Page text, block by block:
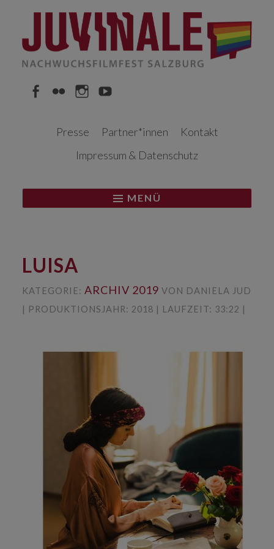
Inhalt
Presse
Partner*innen
Kontakt
Impressum & Datenschutz
MENÜ
LUISA
KATEGORIE: ARCHIV 2019 VON DANIELA JUD
| PRODUKTIONSJAHR: 2018 | LAUFZEIT: 33:22 |